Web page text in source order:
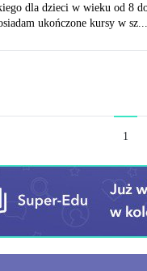
dla dzieci w wieku od 8
ukończone kursy w sz...
1